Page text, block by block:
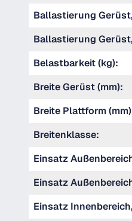
Ballastierung
Ballastierung
Belastbarkeit (kg):
Breite Gerüst (mm):
Breite Plattform
Breitenklasse:
Einsatz
Einsatz
Einsatz